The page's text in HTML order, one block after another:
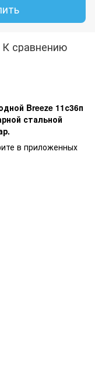
К сравнению
Breeze 11с36п
стальной
в приложенных